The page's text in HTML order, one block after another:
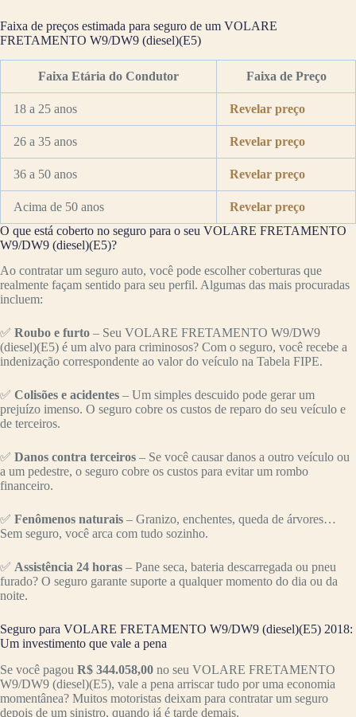
Faixa de preços estimada para seguro de um VOLARE
FRETAMENTO W9/DW9 (diesel)(E5)
Faixa Etária do Condutor Faixa de Preço
18 a 25 anos Revelar preço
26 a 35 anos Revelar preço
36 a 50 anos Revelar preço
Acima de 50 anos
Revelar preço
O que está coberto no seguro para o seu VOLARE FRETAMENTO
W9/DW9 (diesel)(E5)?
Ao contratar um seguro auto, você pode escolher coberturas que
realmente façam sentido para seu perfil. Algumas das mais procuradas
incluem:
✅ Roubo e furto – Seu VOLARE FRETAMENTO W9/DW9
(diesel)(E5) é um alvo para criminosos? Com o seguro, você recebe a
indenização correspondente ao valor do veículo na Tabela FIPE.
✅ Colisões e acidentes – Um simples descuido pode gerar um
prejuízo imenso. O seguro cobre os custos de reparo do seu veículo e
de terceiros.
✅ Danos contra terceiros – Se você causar danos a outro veículo ou
a um pedestre, o seguro cobre os custos para evitar um rombo
financeiro.
✅ Fenômenos naturais – Granizo, enchentes, queda de árvores…
Sem seguro, você arca com tudo sozinho.
✅ Assistência 24 horas – Pane seca, bateria descarregada ou pneu
furado? O seguro garante suporte a qualquer momento do dia ou da
noite.
Seguro para VOLARE FRETAMENTO W9/DW9 (diesel)(E5) 2018:
Um investimento que vale a pena
Se você pagou R$ 344.058,00 no seu VOLARE FRETAMENTO
W9/DW9 (diesel)(E5), vale a pena arriscar tudo por uma economia
momentânea? Muitos motoristas deixam para contratar um seguro
depois de um sinistro, quando já é tarde demais.